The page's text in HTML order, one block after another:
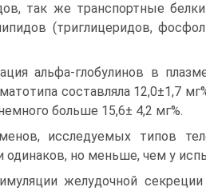
так же транспортные
(триглицеридов,
альфа-глобулинов в
составляла 12,0±1,7
больше 15,6± 4,2 мг%.
исследуемых типов
оди­наков, но меньше, чем у
желудочной